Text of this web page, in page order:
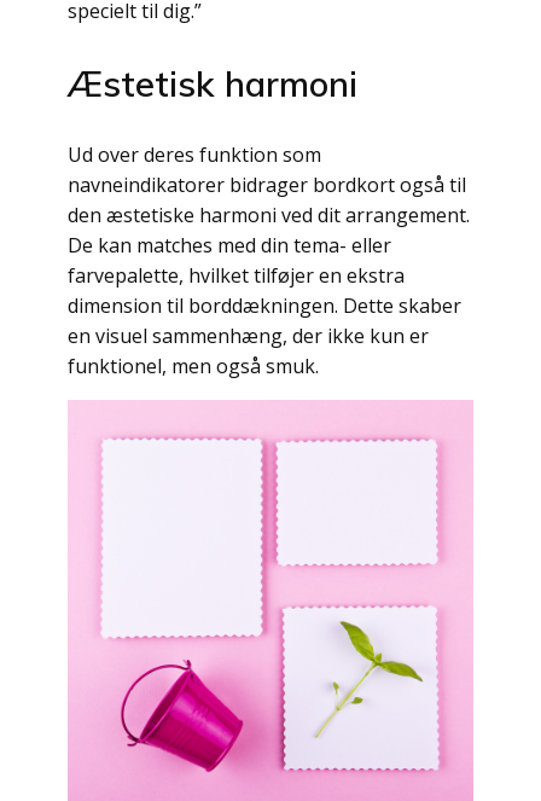
specielt til dig.”
Æstetisk harmoni
Ud over deres funktion som
navneindikatorer bidrager bordkort også til
den æstetiske harmoni ved dit arrangement.
De kan matches med din tema- eller
farvepalette, hvilket tilføjer en ekstra
dimension til borddækningen. Dette skaber
en visuel sammenhæng, der ikke kun er
funktionel, men også smuk.